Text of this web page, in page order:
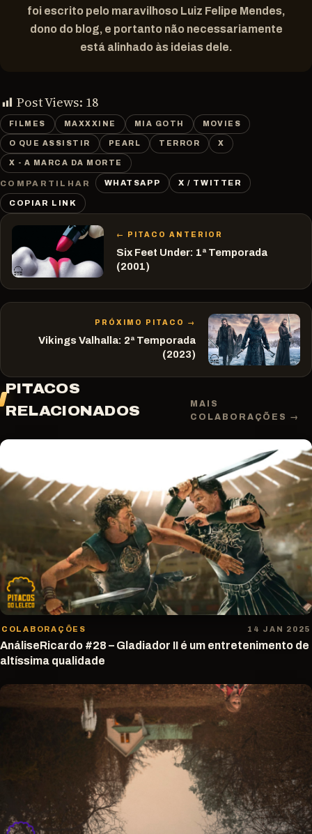
foi escrito pelo maravilhoso Luiz Felipe Mendes,
dono do blog, e portanto não necessariamente
está alinhado às ideias dele.
Post Views: 18
FILMES MAXXXINE MIA GOTH MOVIES
O QUE ASSISTIR PEARL TERROR X
X - A MARCA DA MORTE
COMPARTILHAR WHATSAPP X / TWITTER
COPIAR LINK
← PITACO ANTERIOR
Six Feet Under: 1ª Temporada
(2001)
PRÓXIMO PITACO →
Vikings Valhalla: 2ª Temporada
(2023)
PITACOS
RELACIONADOS
MAIS
COLABORAÇÕES →
COLABORAÇÕES 14 JAN 2025
AnáliseRicardo #28 – Gladiador II é um entretenimento de
altíssima qualidade